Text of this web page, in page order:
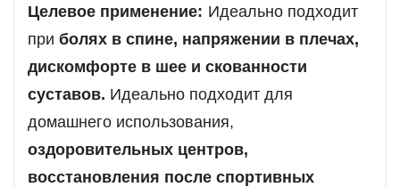
Целевое применение: Идеально подходит
при болях в спине, напряжении в плечах,
дискомфорте в шее и скованности
суставов. Идеально подходит для
домашнего использования,
оздоровительных центров,
восстановления после спортивных